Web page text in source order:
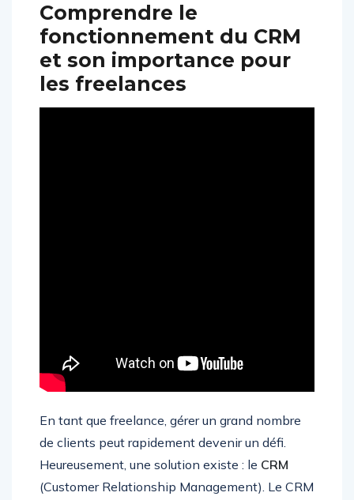
Comprendre le
fonctionnement du CRM
et son importance pour
les freelances
En tant que freelance, gérer un grand nombre
de clients peut rapidement devenir un défi.
Heureusement, une solution existe : le CRM
(Customer Relationship Management). Le CRM